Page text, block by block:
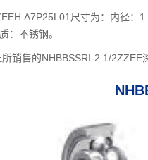
尺寸为：内径
：不锈钢。
销售的NHBBSSRI-2 1/